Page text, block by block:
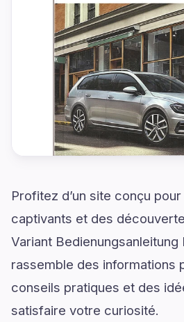
Profitez d’un site conçu
captivants et des
Variant
rassemble des informations
conseils pratiques et des
satisfaire votre curiosité.